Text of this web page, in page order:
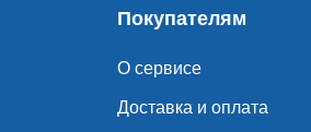
Покупателям
О сервисе
Доставка и оплата